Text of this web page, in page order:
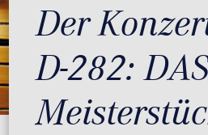
Der
D-282: